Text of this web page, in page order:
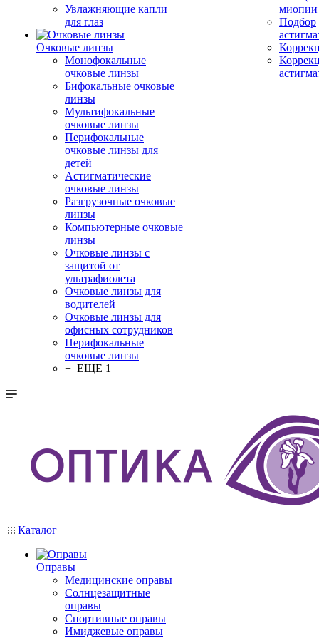
Увлажняющие капли
для глаз
Очковые линзы
Монофокальные
очковые линзы
Бифокальные очковые
линзы
Мультифокальные
очковые линзы
Перифокальные
очковые линзы для
детей
Астигматические
очковые линзы
Разгрузочные очковые
линзы
Компьютерные очковые
линзы
Очковые линзы с
защитой от
ультрафиолета
Очковые линзы для
водителей
Очковые линзы для
офисных сотрудников
Перифокальные
очковые линзы
+ ЕЩЕ 1
миопии
Подбор
Каталог
Оправы
Медицинские оправы
Солнцезащитные
оправы
Спортивные оправы
Имиджевые оправы